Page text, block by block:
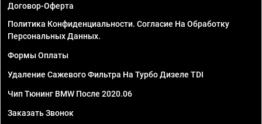
Договор-Оферта
Политика Конфиденциальности. Согласие На Обработку
Персональных Данных.
Формы Оплаты
Удаление Сажевого Фильтра На Турбо Дизеле TDI
Чип Тюнинг BMW После 2020.06
Заказать Звонок